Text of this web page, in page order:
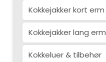
Kokkejakker kort erm
Kokkejakker lang erm
Kokkeluer & tilbehør